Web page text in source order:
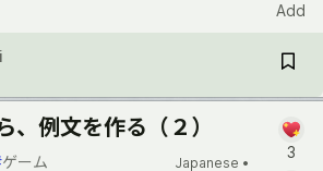
Add
、例文を作る（２）
ゲーム
Japanese •
3